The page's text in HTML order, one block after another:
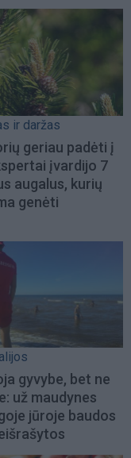
ir daržas
geriau padėti į
įvardijo 7
augalus, kurių
genėti
gyvybe, bet ne
už maudynes
jūroje baudos